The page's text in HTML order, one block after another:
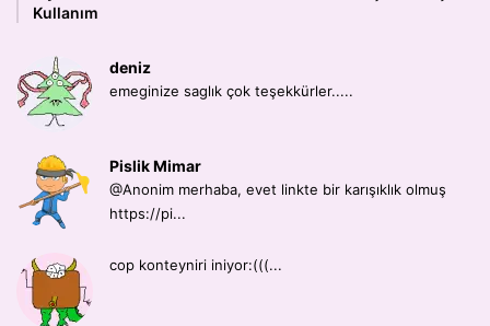
Kullanım
deniz
emeginize saglık çok teşekkürler.....
Pislik Mimar
@Anonim merhaba, evet linkte bir karışıklık olmuş
https://pi...
cop konteyniri iniyor:(((...